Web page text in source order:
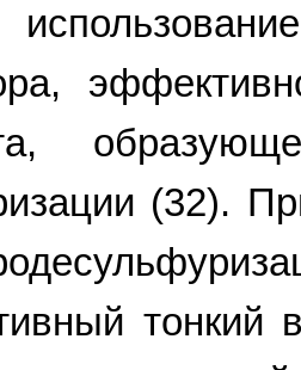
(32).
тонкий